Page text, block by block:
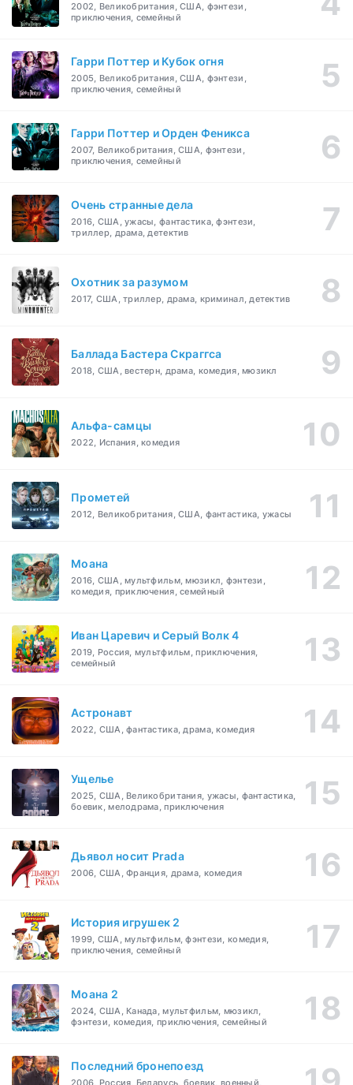
2002, Великобритания, США, фэнтези,
приключения, семейный
Гарри Поттер и Кубок огня
2005, Великобритания, США, фэнтези,
приключения, семейный
Гарри Поттер и Орден Феникса
2007, Великобритания, США, фэнтези,
приключения, семейный
Очень странные дела
2016, США, ужасы, фантастика, фэнтези,
триллер, драма, детектив
Охотник за разумом
2017, США, триллер, драма, криминал, детектив
Баллада Бастера Скраггса
2018, США, вестерн, драма, комедия, мюзикл
Альфа-самцы
2022, Испания, комедия
Прометей
2012, Великобритания, США, фантастика, ужасы
Моана
2016, США, мультфильм, мюзикл, фэнтези,
комедия, приключения, семейный
Иван Царевич и Серый Волк 4
2019, Россия, мультфильм, приключения,
семейный
Астронавт
2022, США, фантастика, драма, комедия
Ущелье
2025, США, Великобритания, ужасы, фантастика,
боевик, мелодрама, приключения
Дьявол носит Prada
2006, США, Франция, драма, комедия
История игрушек 2
1999, США, мультфильм, фэнтези, комедия,
приключения, семейный
Моана 2
2024, США, Канада, мультфильм, мюзикл,
фэнтези, комедия, приключения, семейный
Последний бронепоезд